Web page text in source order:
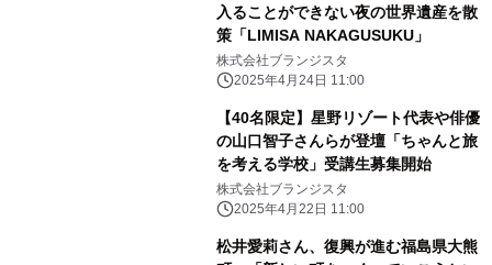
入ることができない夜の世界遺産を散
策「LIMISA NAKAGUSUKU」
株式会社ブランジスタ
2025年4月24日 11:00
【40名限定】星野リゾート代表や俳優
の山口智子さんらが登壇「ちゃんと旅
を考える学校」受講生募集開始
株式会社ブランジスタ
2025年4月22日 11:00
松井愛莉さん、復興が進む福島県大熊